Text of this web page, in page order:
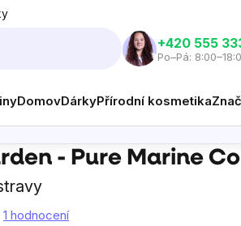
‭+420 555
Po–Pá:
DomovDárkyPřírodní kosmetika
- Pure Marine
1 hodnocení